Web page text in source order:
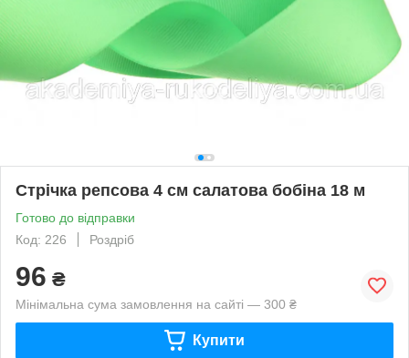
Стрічка репсова 4 см салатова бобіна 18 м
Готово до відправки
Код: 226
Роздріб
96 ₴
Мінімальна сума замовлення на сайті — 300 ₴
Купити